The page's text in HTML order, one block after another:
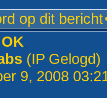
op dit bericht
(IP Gelogd)
9, 2008